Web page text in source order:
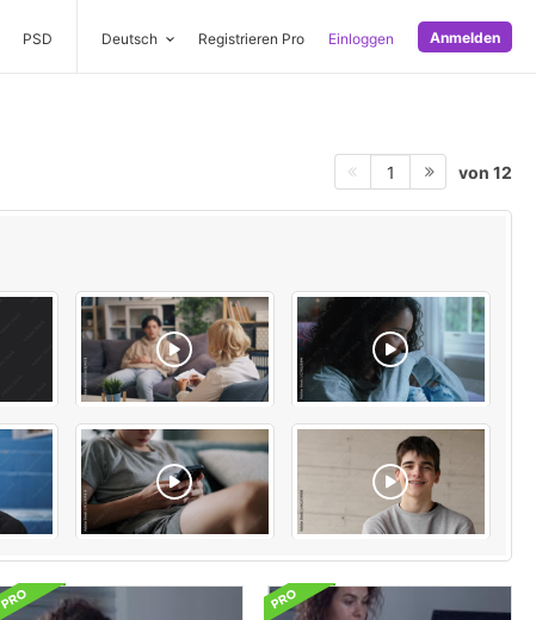
PSD Deutsch Registrieren Pro Einloggen Anmelden
1 von 12